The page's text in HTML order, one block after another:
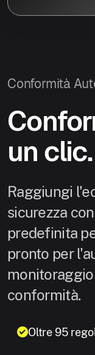
Conformità
un clic.
Raggiungi
sicurezza
predefinita
pronto per
conformità.
Oltre 95